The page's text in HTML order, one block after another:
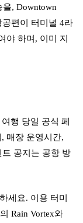
을, Downtown
편이 터미널 4라
야 하며, 이미 지
행 당일 공식 페
매장 운영시간,
공지는 공항 방
세요. 이용 터미
Rain Vortex와